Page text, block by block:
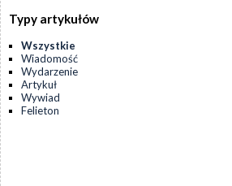
Typy artykułów
Wszystkie
Wiadomość
Wydarzenie
Artykuł
Wywiad
Felieton